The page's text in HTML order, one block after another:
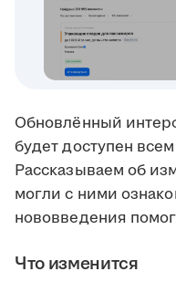
Обновлённый
будет доступен
Рассказываем об
могли с ними
нововведения
Что изменится